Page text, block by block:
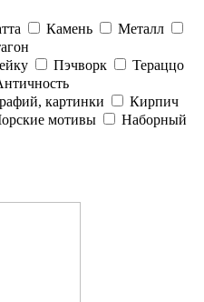
Камень
Металл
Пэчворк
Тераццо
картинки
Кирпич
мотивы
Наборный